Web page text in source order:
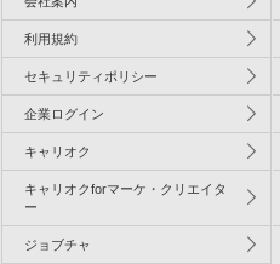
利用規約
セキュリティポリシー
企業ログイン
キャリオク
キャリオクforマーケ・クリエイタ
ー
ジョブチャ